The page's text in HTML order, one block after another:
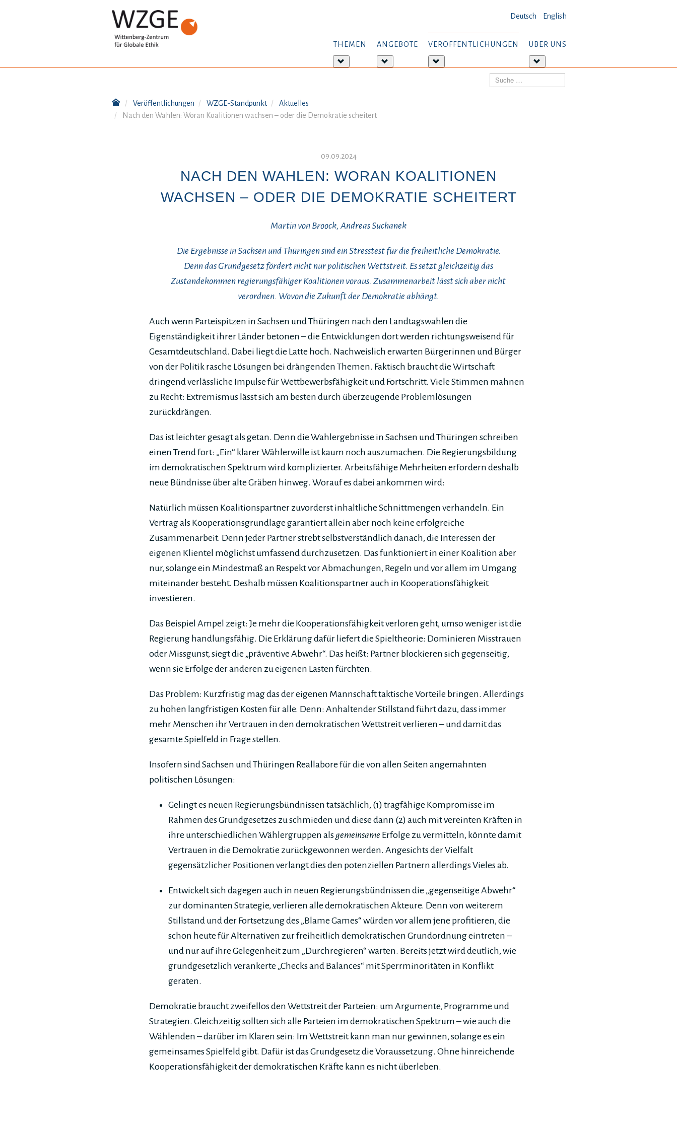
Deutsch English
THEMEN
Informationen:
ANGEBOTE
Informationen:
VERÖFFENTLICHUNGEN
Informationen:
ÜBER UNS
Informationen:
uns
Suchen
Veröffentlichungen WZGE-Standpunkt
Aktuelles
Nach den Wahlen: Woran Koalitionen wachsen – oder die Demokratie scheitert
09.09.2024
NACH DEN WAHLEN: WORAN KOALITIONEN
WACHSEN – ODER DIE DEMOKRATIE SCHEITERT
Martin von Broock, Andreas Suchanek
Die Ergebnisse in Sachsen und Thüringen sind ein Stresstest für die freiheitliche Demokratie.
Denn das Grundgesetz fördert nicht nur politischen Wettstreit. Es setzt gleichzeitig das
Zustandekommen regierungsfähiger Koalitionen voraus. Zusammenarbeit lässt sich aber nicht
verordnen. Wovon die Zukunft der Demokratie abhängt.
Auch wenn Parteispitzen in Sachsen und Thüringen nach den Landtagswahlen die
Eigenständigkeit ihrer Länder betonen – die Entwicklungen dort werden richtungsweisend für
Gesamtdeutschland. Dabei liegt die Latte hoch. Nachweislich erwarten Bürgerinnen und Bürger
von der Politik rasche Lösungen bei drängenden Themen. Faktisch braucht die Wirtschaft
dringend verlässliche Impulse für Wettbewerbsfähigkeit und Fortschritt. Viele Stimmen mahnen
zu Recht: Extremismus lässt sich am besten durch überzeugende Problemlösungen
zurückdrängen.
Das ist leichter gesagt als getan. Denn die Wahlergebnisse in Sachsen und Thüringen schreiben
einen Trend fort: „Ein“ klarer Wählerwille ist kaum noch auszumachen. Die Regierungsbildung
im demokratischen Spektrum wird komplizierter. Arbeitsfähige Mehrheiten erfordern deshalb
neue Bündnisse über alte Gräben hinweg. Worauf es dabei ankommen wird:
Natürlich müssen Koalitionspartner zuvorderst inhaltliche Schnittmengen verhandeln. Ein
Vertrag als Kooperationsgrundlage garantiert allein aber noch keine erfolgreiche
Zusammenarbeit. Denn jeder Partner strebt selbstverständlich danach, die Interessen der
eigenen Klientel möglichst umfassend durchzusetzen. Das funktioniert in einer Koalition aber
nur, solange ein Mindestmaß an Respekt vor Abmachungen, Regeln und vor allem im Umgang
miteinander besteht. Deshalb müssen Koalitionspartner auch in Kooperationsfähigkeit
investieren.
Das Beispiel Ampel zeigt: Je mehr die Kooperationsfähigkeit verloren geht, umso weniger ist die
Regierung handlungsfähig. Die Erklärung dafür liefert die Spieltheorie: Dominieren Misstrauen
oder Missgunst, siegt die „präventive Abwehr“. Das heißt: Partner blockieren sich gegenseitig,
wenn sie Erfolge der anderen zu eigenen Lasten fürchten.
Das Problem: Kurzfristig mag das der eigenen Mannschaft taktische Vorteile bringen. Allerdings
zu hohen langfristigen Kosten für alle. Denn: Anhaltender Stillstand führt dazu, dass immer
mehr Menschen ihr Vertrauen in den demokratischen Wettstreit verlieren – und damit das
gesamte Spielfeld in Frage stellen.
Insofern sind Sachsen und Thüringen Reallabore für die von allen Seiten angemahnten
politischen Lösungen:
Gelingt es neuen Regierungsbündnissen tatsächlich, (1) tragfähige Kompromisse im
Rahmen des Grundgesetzes zu schmieden und diese dann (2) auch mit vereinten Kräften in
ihre unterschiedlichen Wählergruppen als gemeinsame Erfolge zu vermitteln, könnte damit
Vertrauen in die Demokratie zurückgewonnen werden. Angesichts der Vielfalt
gegensätzlicher Positionen verlangt dies den potenziellen Partnern allerdings Vieles ab.
Entwickelt sich dagegen auch in neuen Regierungsbündnissen die „gegenseitige Abwehr“
zur dominanten Strategie, verlieren alle demokratischen Akteure. Denn von weiterem
Stillstand und der Fortsetzung des „Blame Games“ würden vor allem jene profitieren, die
schon heute für Alternativen zur freiheitlich demokratischen Grundordnung eintreten –
und nur auf ihre Gelegenheit zum „Durchregieren“ warten. Bereits jetzt wird deutlich, wie
grundgesetzlich verankerte „Checks and Balances“ mit Sperrminoritäten in Konflikt
geraten.
Demokratie braucht zweifellos den Wettstreit der Parteien: um Argumente, Programme und
Strategien. Gleichzeitig sollten sich alle Parteien im demokratischen Spektrum – wie auch die
Wählenden – darüber im Klaren sein: Im Wettstreit kann man nur gewinnen, solange es ein
gemeinsames Spielfeld gibt. Dafür ist das Grundgesetz die Voraussetzung. Ohne hinreichende
Kooperationsfähigkeit der demokratischen Kräfte kann es nicht überleben.